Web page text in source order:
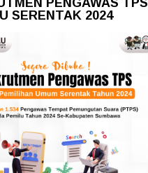
PENGAWAS TPS
SERENTAK 2024